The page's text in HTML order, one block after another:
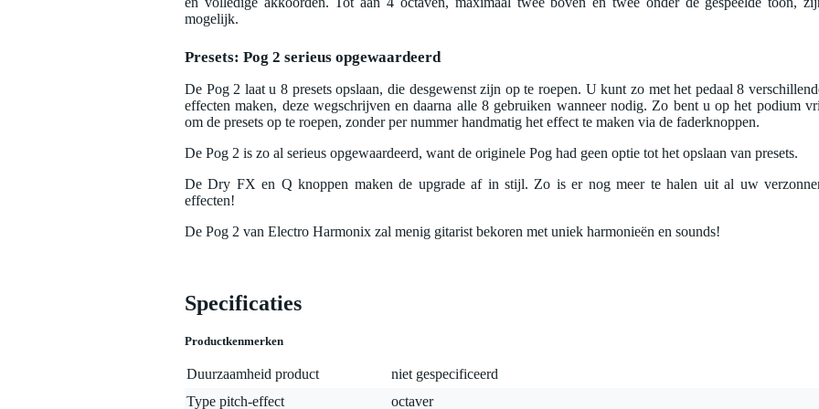
mogelijk.
Presets: Pog 2 serieus opgewaardeerd
De Pog 2 laat u 8 presets opslaan, die desgewenst zijn op te roepen. U kunt zo met het pedaal 8
effecten maken, deze wegschrijven en daarna alle 8 gebruiken wanneer nodig. Zo bent u op het podium
om de presets op te roepen, zonder per nummer handmatig het effect te maken via de faderknoppen.
De Pog 2 is zo al serieus opgewaardeerd, want de originele Pog had geen optie tot het opslaan van presets.
De Dry FX en Q knoppen maken de upgrade af in stijl. Zo is er nog meer te halen uit al uw
effecten!
De Pog 2 van Electro Harmonix zal menig gitarist bekoren met uniek harmonieën en sounds!
Specificaties
Productkenmerken
Duurzaamheid product
niet gespecificeerd
Type pitch-effect
octaver